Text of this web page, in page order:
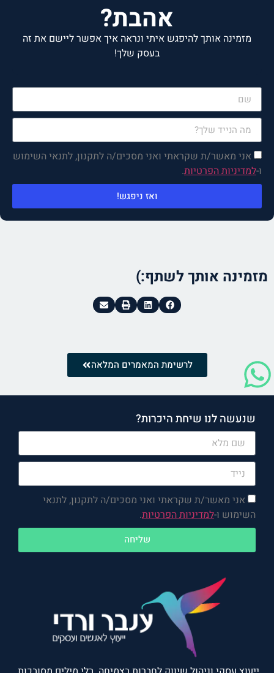
אהבת?
מזמינה אותך להיפגש איתי ונראה איך אפשר ליישם את זה
בעסק שלך!
אני מאשר/ת שקראתי ואני מסכים/ה לתקנון, לתנאי השימוש
ו-למדיניות הפרטיות.
ואז ניפגש!
מזמינה אותך לשתף:)
לרשימת המאמרים המלאה
שנעשה לנו שיחת היכרות?
אני מאשר/ת שקראתי ואני מסכים/ה לתקנון, לתנאי
השימוש ו-למדיניות הפרטיות.
שליחה